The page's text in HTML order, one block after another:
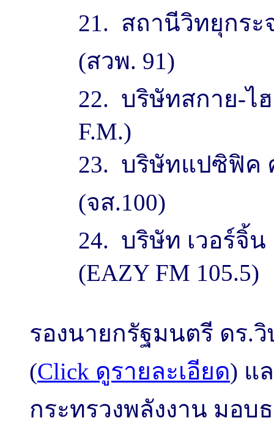
21. สถานีวิทยุกระ
(สวพ. 91)
22. บริษัทสกาย-ไฮ
F.M.)
23. บริษัทแปซิฟิค
(จส.100)
24. บริษัท เวอร์จิ้
(EAZY FM 105.5)
รองนายกรัฐมนตรี ดร.
(Click ดูรายละเอียด) แ
กระทรวงพลังงาน มอ